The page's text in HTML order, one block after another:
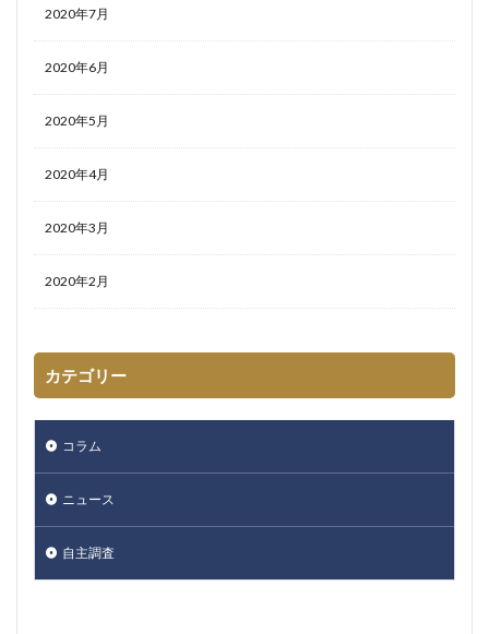
2020年7月
2020年6月
2020年5月
2020年4月
2020年3月
2020年2月
カテゴリー
コラム
ニュース
自主調査